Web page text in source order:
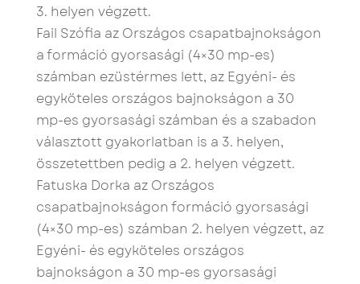
3. helyen végzett.
Fail Szófia az Országos csapatbajnokságon
a formáció gyorsasági (4×30 mp-es)
számban ezüstérmes lett, az Egyéni- és
egyköteles országos bajnokságon a 30
mp-es gyorsasági számban és a szabadon
választott gyakorlatban is a 3. helyen,
összetettben pedig a 2. helyen végzett.
Fatuska Dorka az Országos
csapatbajnokságon formáció gyorsasági
(4×30 mp-es) számban 2. helyen végzett, az
Egyéni- és egyköteles országos
bajnokságon a 30 mp-es gyorsasági